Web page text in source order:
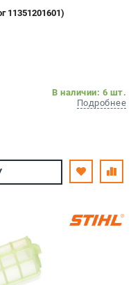
11351201601)
В наличии: 6 шт.
Подробнее